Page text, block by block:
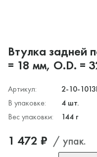
Втулка задней
= 18 мм, O.D. =
Артикул:
2-10-
В упаковке:
4 шт.
Вес упаковки:
144 г
1 472 ₽ / упак.